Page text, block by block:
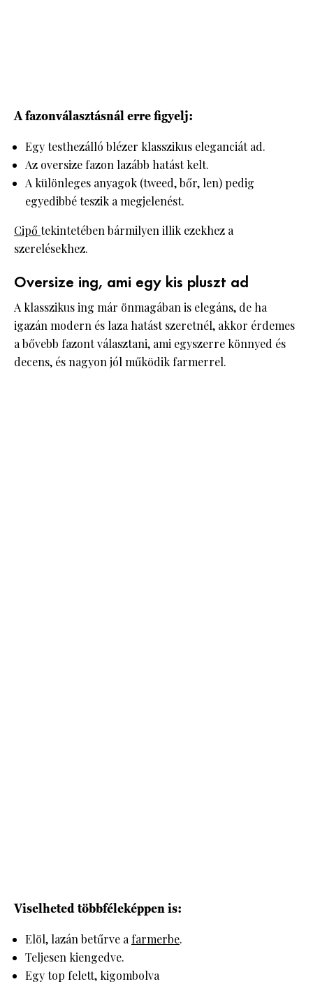
A fazonválasztásnál erre figyelj:
Egy testhezálló blézer klasszikus eleganciát ad.
Az oversize fazon lazább hatást kelt.
A különleges anyagok (tweed, bőr, len) pedig
egyedibbé teszik a megjelenést.
Cipő tekintetében bármilyen illik ezekhez a
szerelésekhez.
Oversize ing, ami egy kis pluszt ad
A klasszikus ing már önmagában is elegáns, de ha
igazán modern és laza hatást szeretnél, akkor érdemes
a bővebb fazont választani, ami egyszerre könnyed és
decens, és nagyon jól működik farmerrel.
Viselheted többféleképpen is:
Elöl, lazán betűrve a farmerbe.
Teljesen kiengedve.
Egy top felett, kigombolva